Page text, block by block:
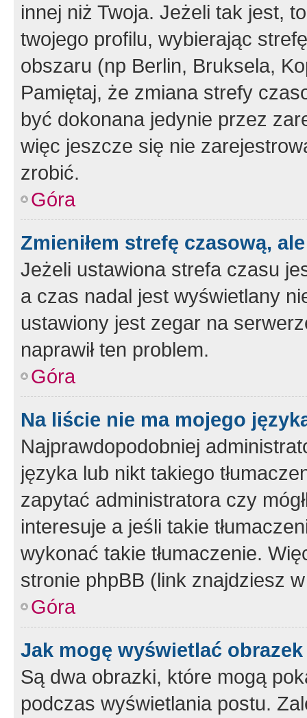
innej niż Twoja. Jeżeli tak jest,
twojego profilu, wybierając
obszaru (np Berlin, Bruksela,
Pamiętaj, że zmiana strefy
być dokonana jedynie przez
więc jeszcze się nie
zrobić.
Góra
Zmieniłem strefę czasową,
Jeżeli ustawiona strefa czasu
a czas nadal jest wyświetlany
ustawiony jest zegar na
naprawił ten problem.
Góra
Na liście nie ma mojego
Najprawdopodobniej
języka lub nikt takiego
zapytać administratora czy
interesuje a jeśli takie
wykonać takie tłumaczenie.
stronie phpBB (link znajdziesz
Góra
Jak mogę wyświetlać
Są dwa obrazki, które mogą
podczas wyświetlania postu.